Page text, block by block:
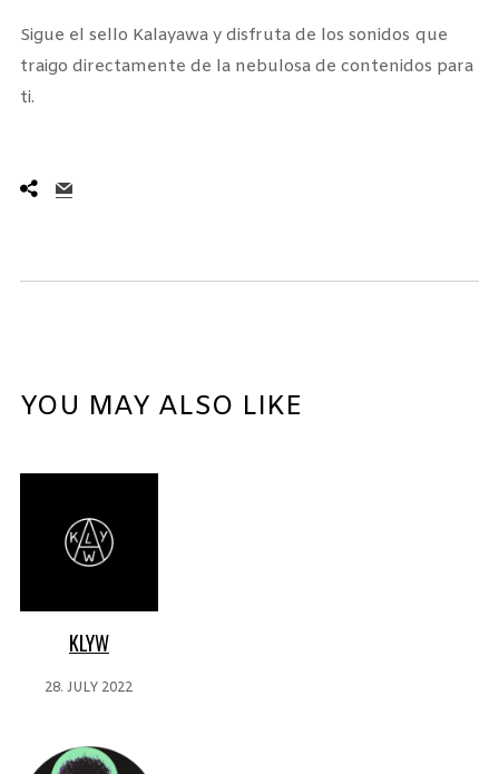
Sigue el sello Kalayawa y disfruta de los sonidos que
traigo directamente de la nebulosa de contenidos para
ti.
YOU MAY ALSO LIKE
KLYW
28. JULY 2022